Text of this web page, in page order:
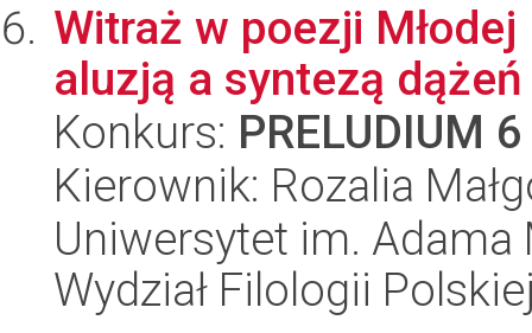
Witraż w poezji
aluzją a syntezą
Konkurs: PRELUDIUM 6
Kierownik: Rozalia
Uniwersytet im.
Wydział Filologii